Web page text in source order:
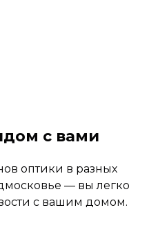
с вами
оптики в разных
— вы легко
с вашим домом.